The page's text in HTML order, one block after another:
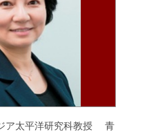
ア太平洋研究科教授 青